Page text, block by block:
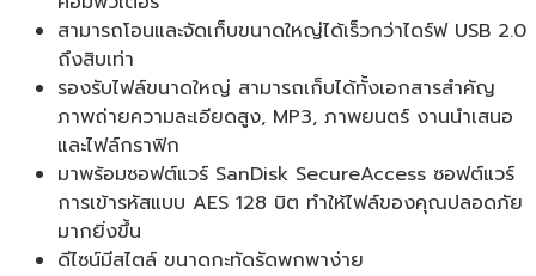
สามารถโอนและจัดเก็บขนาดใหญ่ได้เร็วกว่าไดร์ฟ USB 2.0
ถึงสิบเท่า
รองรับไฟล์ขนาดใหญ่ สามารถเก็บได้ทั้งเอกสารสำคัญ
ภาพถ่ายความละเอียดสูง, MP3, ภาพยนตร์ งานนำเสนอ
และไฟล์กราฟิก
มาพร้อมซอฟต์แวร์ SanDisk SecureAccess ซอฟต์แวร์
การเข้ารหัสแบบ AES 128 บิต ทำให้ไฟล์ของคุณปลอดภัย
มากยิ่งขึ้น
ดีไซน์มีสไตล์ ขนาดกะทัดรัดพกพาง่าย